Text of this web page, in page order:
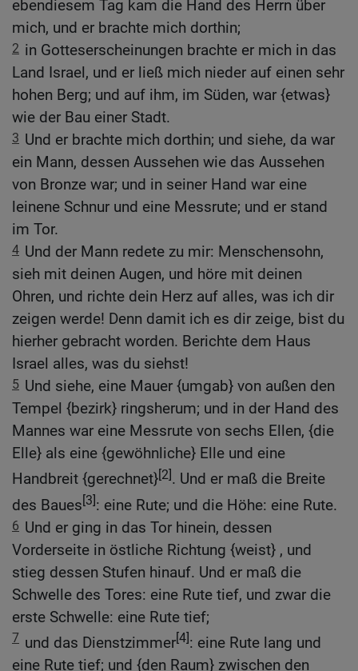
ebendiesem Tag kam die Hand des Herrn über
mich, und er brachte mich dorthin;
2 in Gotteserscheinungen brachte er mich in das
Land Israel, und er ließ mich nieder auf einen sehr
hohen Berg; und auf ihm, im Süden, war {etwas}
wie der Bau einer Stadt.
3 Und er brachte mich dorthin; und siehe, da war
ein Mann, dessen Aussehen wie das Aussehen
von Bronze war; und in seiner Hand war eine
leinene Schnur und eine Messrute; und er stand
im Tor.
4 Und der Mann redete zu mir: Menschensohn,
sieh mit deinen Augen, und höre mit deinen
Ohren, und richte dein Herz auf alles, was ich dir
zeigen werde! Denn damit ich es dir zeige, bist du
hierher gebracht worden. Berichte dem Haus
Israel alles, was du siehst!
5 Und siehe, eine Mauer {umgab} von außen den
Tempel {bezirk} ringsherum; und in der Hand des
Mannes war eine Messrute von sechs Ellen, {die
Elle} als eine {gewöhnliche} Elle und eine
Handbreit {gerechnet}[2]. Und er maß die Breite
des Baues[3]: eine Rute; und die Höhe: eine Rute.
6 Und er ging in das Tor hinein, dessen
Vorderseite in östliche Richtung {weist} , und
stieg dessen Stufen hinauf. Und er maß die
Schwelle des Tores: eine Rute tief, und zwar die
erste Schwelle: eine Rute tief;
7 und das Dienstzimmer[4]: eine Rute lang und
eine Rute tief; und {den Raum} zwischen den